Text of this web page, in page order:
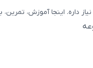
اینجا آموزش، تمرین،